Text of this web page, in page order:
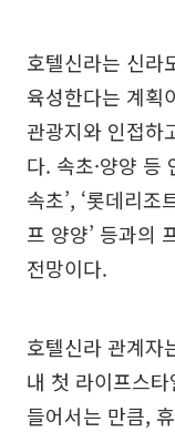
호텔신라는 신라
육성한다는 계획
관광지와 인접하
다. 속초·양양 등
속초’, ‘롯데리조
프 양양’ 등과의
전망이다.
호텔신라 관계자
내 첫 라이프스
들어서는 만큼,